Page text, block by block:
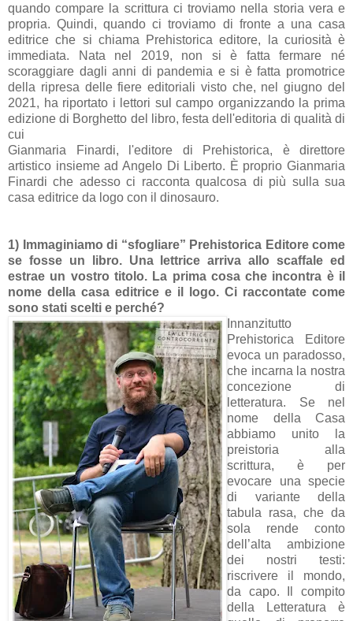
quando compare la scrittura ci troviamo nella storia vera e
propria. Quindi, quando ci troviamo di fronte a una casa
editrice che si chiama Prehistorica editore, la curiosità è
immediata. Nata nel 2019, non si è fatta fermare né
scoraggiare dagli anni di pandemia e si è fatta promotrice
della ripresa delle fiere editoriali visto che, nel giugno del
2021, ha riportato i lettori sul campo organizzando la prima
edizione di Borghetto del libro, festa dell'editoria di qualità di
cui
Gianmaria Finardi, l'editore di Prehistorica, è direttore
artistico insieme ad Angelo Di Liberto. È proprio Gianmaria
Finardi che adesso ci racconta qualcosa di più sulla sua
casa editrice da logo con il dinosauro.
1) Immaginiamo di “sfogliare” Prehistorica Editore come
se fosse un libro. Una lettrice arriva allo scaffale ed
estrae un vostro titolo. La prima cosa che incontra è il
nome della casa editrice e il logo. Ci raccontate come
sono stati scelti e perché?
Innanzitutto
Prehistorica Editore
evoca un paradosso,
che incarna la nostra
concezione di
letteratura. Se nel
nome della Casa
abbiamo unito la
preistoria alla
scrittura, è per
evocare una specie
di variante della
tabula rasa, che da
sola rende conto
dell’alta ambizione
dei nostri testi:
riscrivere il mondo,
da capo. Il compito
della Letteratura è